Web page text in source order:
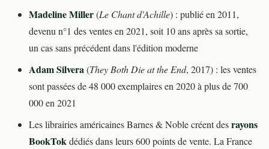
Madeline Miller(Le Chant d'Achille) : publié en 2011,
devenu n°1 des ventes en 2021, soit 10 ans après sa sortie,
un cas sans précédent dans l'édition moderne
Adam Silvera(They Both Die at the End, 2017) : les ventes
sont passées de 48 000 exemplaires en 2020 à plus de 700
000 en 2021
Les librairies américaines Barnes & Noble créent desrayons
BookTokdédiés dans leurs 600 points de vente. La France